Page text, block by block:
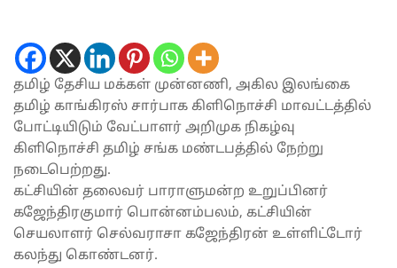
தமிழ் தேசிய மக்கள் முன்னணி, அகில இலங்கை
தமிழ் காங்கிரஸ் சார்பாக கிளிநொச்சி மாவட்டத்தில்
போட்டியிடும் வேட்பாளர் அறிமுக நிகழ்வு
கிளிநொச்சி தமிழ் சங்க மண்டபத்தில் நேற்று
நடைபெற்றது.
கட்சியின் தலைவர் பாராளுமன்ற உறுப்பினர்
கஜேந்திரகுமார் பொன்னம்பலம், கட்சியின்
செயலாளர் செல்வராசா கஜேந்திரன் உள்ளிட்டோர்
கலந்து கொண்டனர்.